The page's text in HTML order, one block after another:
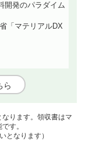
開発のパラダイム
「マテリアルDX
ら
なります。領収書はマ
す。
となります）